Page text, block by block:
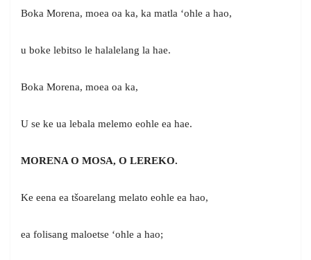
Boka Morena, moea oa ka, ka matla ‘ohle a hao,
u boke lebitso le halalelang la hae.
Boka Morena, moea oa ka,
U se ke ua lebala melemo eohle ea hae.
MORENA O MOSA, O LEREKO.
Ke eena ea tšoarelang melato eohle ea hao,
ea folisang maloetse ‘ohle a hao;